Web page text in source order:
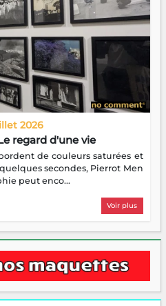
2026
regard d'une vie
de couleurs saturées et
secondes, Pierrot Men
peut enco...
Voir plus